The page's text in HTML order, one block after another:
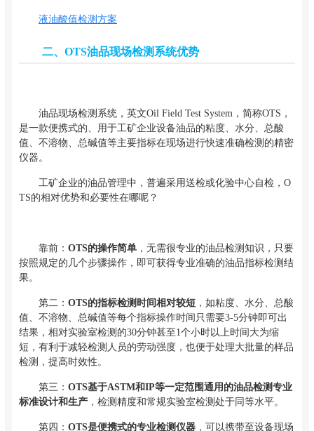
液油酸值检测方案
二、OTS油品现场检测系统优势
油品现场检测系统，英文Oil Field Test System，简称OTS，
是一款便携式的、用于工矿企业设备油品的粘度、水分、总酸
值、不溶物、总碱值等主要指标在现场进行快速准确检测的精密
仪器。
工矿企业的油品管理中，普遍采用送检或化验中心自检，O
TS的相对优势和必要性在哪呢？
靠前： OTS的操作简单 ，无需很专业的油品检测知识，只要
按照规定的几个步骤操作，即可获得专业准确的油品指标检测结
果。
第二： OTS的指标检测时间相对较短 ，如粘度、水分、总酸
值、不溶物、总碱值等每个指标操作时间只需要3-5分钟即可出
结果，相对实验室检测的30分钟甚至1个小时以上时间大为缩
短，有利于减轻检测人员的劳动强度，也便于处理大批量的样品
检测，提高时效性。
第三： OTS基于ASTM和IP等一定范围通用的油品检测专业
标准设计和生产 ，检测精度和常规实验室检测处于同等水平。
第四： OTS是便携式的专业检测仪器 ，可以携带至设备现场